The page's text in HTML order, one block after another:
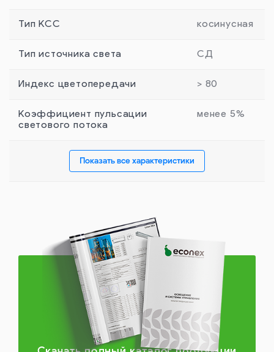
Тип КСС косинусная
Тип источника света СД
Индекс цветопередачи > 80
Коэффициент пульсации
светового потока
менее 5%
Показать все характеристики